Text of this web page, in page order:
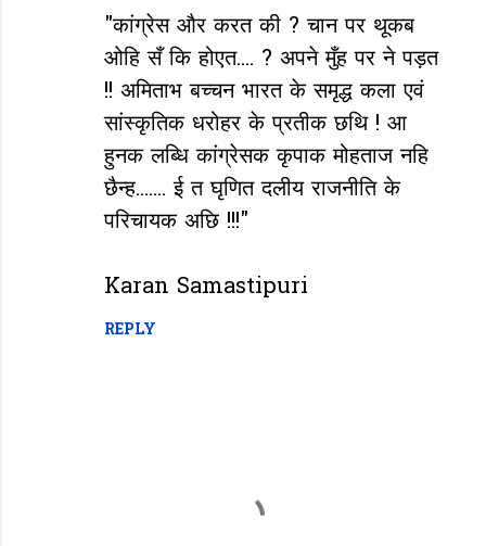
"कांग्रेस और करत की ? चान पर थूकब
ओहि सँ कि होएत.... ? अपने मुँह पर ने पड़त
!! अमिताभ बच्चन भारत के समृद्ध कला एवं
सांस्कृतिक धरोहर के प्रतीक छथि ! आ
हुनक लब्धि कांग्रेसक कृपाक मोहताज नहि
छैन्ह....... ई त घृणित दलीय राजनीति के
परिचायक अछि !!!"
Karan Samastipuri
REPLY